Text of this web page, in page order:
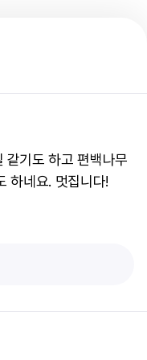
같기도 하고 편백나무
하네요. 멋집니다!